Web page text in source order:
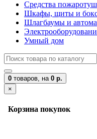
Средства
Шкафы, щиты и
Шлагбаумы и
Умный дом
0 товаров, на 0 р.
×
Корзина покупок